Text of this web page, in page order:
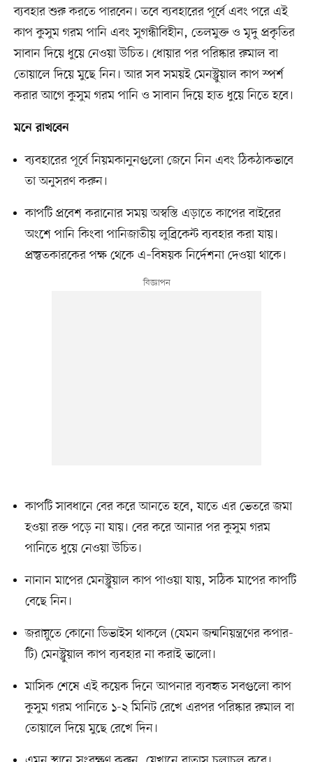
ব্যবহার শুরু করতে পারবেন। তবে ব্যবহারের পূর্বে এবং পরে এই
কাপ কুসুম গরম পানি এবং সুগন্ধীবিহীন, তেলমুক্ত ও মৃদু প্রকৃতির
সাবান দিয়ে ধুয়ে নেওয়া উচিত। ধোয়ার পর পরিষ্কার রুমাল বা
তোয়ালে দিয়ে মুছে নিন। আর সব সময়ই মেনস্ট্রুয়াল কাপ স্পর্শ
করার আগে কুসুম গরম পানি ও সাবান দিয়ে হাত ধুয়ে নিতে হবে।
মনে রাখবেন
ব্যবহারের পূর্বে নিয়মকানুনগুলো জেনে নিন এবং ঠিকঠাকভাবে
তা অনুসরণ করুন।
কাপটি প্রবেশ করানোর সময় অস্বস্তি এড়াতে কাপের বাইরের
অংশে পানি কিংবা পানিজাতীয় লুব্রিকেন্ট ব্যবহার করা যায়।
প্রস্তুতকারকের পক্ষ থেকে এ–বিষয়ক নির্দেশনা দেওয়া থাকে।
কাপটি সাবধানে বের করে আনতে হবে, যাতে এর ভেতরে জমা
হওয়া রক্ত পড়ে না যায়। বের করে আনার পর কুসুম গরম
পানিতে ধুয়ে নেওয়া উচিত।
নানান মাপের মেনস্ট্রুয়াল কাপ পাওয়া যায়, সঠিক মাপের কাপটি
বেছে নিন।
জরায়ুতে কোনো ডিভাইস থাকলে (যেমন জন্মনিয়ন্ত্রণের কপার-
টি) মেনস্ট্রুয়াল কাপ ব্যবহার না করাই ভালো।
মাসিক শেষে এই কয়েক দিনে আপনার ব্যবহৃত সবগুলো কাপ
কুসুম গরম পানিতে ১-২ মিনিট রেখে এরপর পরিষ্কার রুমাল বা
তোয়ালে দিয়ে মুছে রেখে দিন।